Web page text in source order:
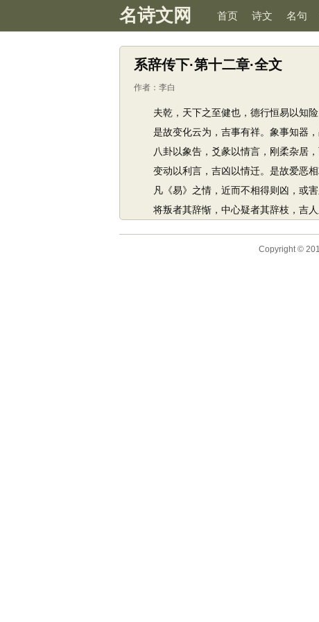
名诗文网 首页 诗文 名句
系辞传下·第十二章·全文
作者： 李白
夫乾，天下之至健也，德行恒易以知险
是故变化云为，吉事有祥。象事知器，
八卦以象告，爻彖以情言，刚柔杂居，
变动以利言，吉凶以情迁。是故爱恶相
凡《易》之情，近而不相得则凶，或害
将叛者其辞惭，中心疑者其辞枝，吉人
Copyright ©